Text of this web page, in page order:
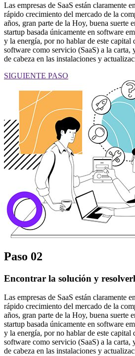
Las empresas de SaaS están claramente
rápido crecimiento del mercado de la
años, gran parte de la Hoy, buena suerte
startup basada únicamente en software
y la energía, por no hablar de este capital
software como servicio (SaaS) a la carta,
de cabeza en las instalaciones y
SIGUIENTE PASO
Paso 02
Encontrar la solución y
Las empresas de SaaS están claramente
rápido crecimiento del mercado de la
años, gran parte de la Hoy, buena suerte
startup basada únicamente en software
y la energía, por no hablar de este capital
software como servicio (SaaS) a la carta,
de cabeza en las instalaciones y